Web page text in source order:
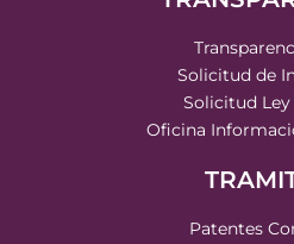
Solicitud de
Solicitud
Oficina
Patentes